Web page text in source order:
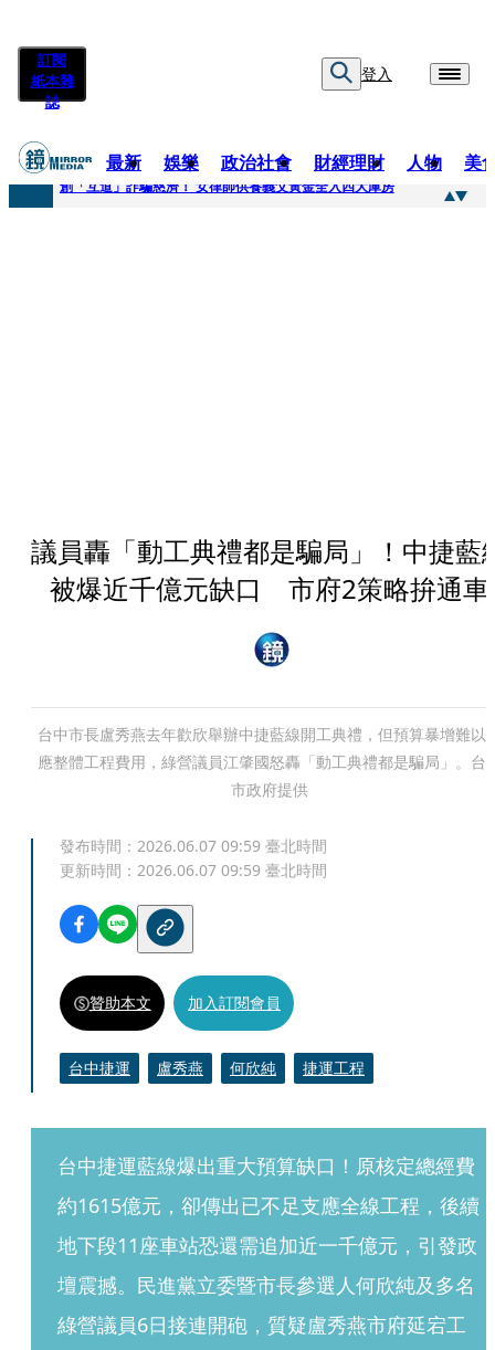
訂閱
紙本雜
誌
登入
最新 娛樂 政治社會 財經理財 人物 美
快訊
創「互道」詐騙慈濟！ 女律師供養義父黃金全入四大庫房
議員轟「動工典禮都是騙局」！中捷藍
被爆近千億元缺口 市府2策略拚通車
台中市長盧秀燕去年歡欣舉辦中捷藍線開工典禮，但預算暴增難以
應整體工程費用，綠營議員江肇國怒轟「動工典禮都是騙局」。台
市政府提供
發布時間： 2026.06.07 09:59 臺北時間
更新時間： 2026.06.07 09:59 臺北時間
贊助本文 加入訂閱會員
台中捷運 盧秀燕 何欣純 捷運工程
台中捷運藍線爆出重大預算缺口！原核定總經費
約1615億元，卻傳出已不足支應全線工程，後續
地下段11座車站恐還需追加近一千億元，引發政
壇震撼。民進黨立委暨市長參選人何欣純及多名
綠營議員6日接連開砲，質疑盧秀燕市府延宕工